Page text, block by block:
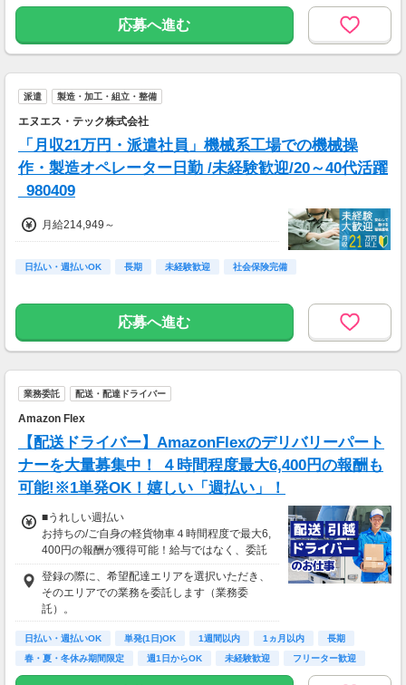
高校卒業以上
応募へ進む
派遣 製造・加工・組立・整備
エヌエス・テック株式会社
「月収21万円・派遣社員」機械系工場での機械操
作・製造オペレーター日勤 /未経験歓迎/20～40代活躍
_980409
月給214,949～
日払い・週払いOK 長期 未経験歓迎 社会保険完備
応募へ進む
業務委託 配送・配達ドライバー
Amazon Flex
【配送ドライバー】AmazonFlexのデリバリーパート
ナーを大量募集中！ ４時間程度最大6,400円の報酬も
可能!※1単発OK！嬉しい「週払い」！
■うれしい週払い
お持ちの/ご自身の軽貨物車４時間程度で最大6,
400円の報酬が獲得可能！給与ではなく、委託
業務に応じた報酬をお支払いする業務委託のお
仕事です。うれしい週払い。
※東北エリアで4-6月に稼働した場合を想定。
地域により異なります
※報酬は規約にしたがい配達完了の15日後に支
で前週稼働分をお支払いします。
登録の際に、希望配達エリアを選択いただき、
そのエリアでの業務を委託します（業務委
託）。
日払い・週払いOK 単発(1日)OK 1週間以内 1ヵ月以内
長期
春・夏・冬休み期間限定
週1日からOK 未経験歓迎 フリーター歓迎